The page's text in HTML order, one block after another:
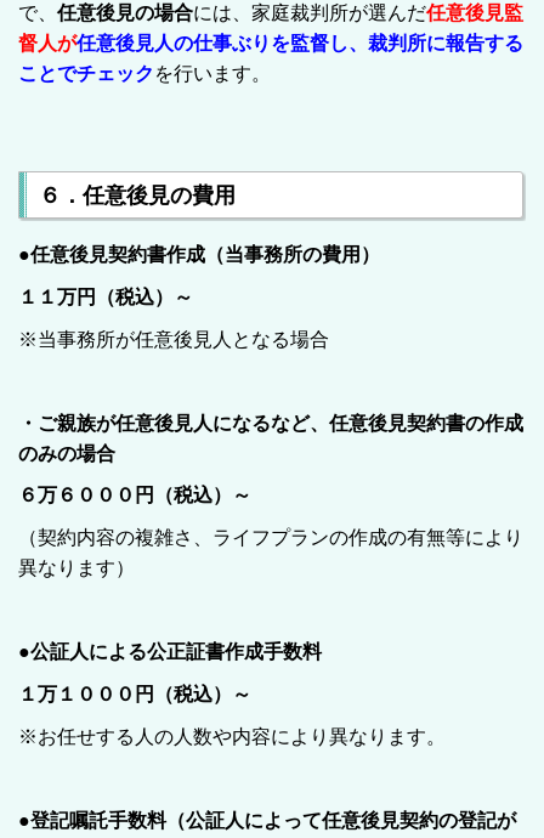
で、 任意後見の場合には、家庭裁判所が選んだ任意後見監
督人が任意後見人の仕事ぶりを監督し、裁判所に報告する
ことでチェック を行います。
６．任意後見の費用
●任意後見契約書作成（当事務所の費用）
１１万円（税込）～
※当事務所が任意後見人となる場合
・ご親族が任意後見人になるなど、任意後見契約書の作成
のみの場合
６万６０００円（税込）～
（契約内容の複雑さ、ライフプランの作成の有無等により
異なります）
●公証人による公正証書作成手数料
１万１０００円（税込）～
※お任せする人の人数や内容により異なります。
●登記嘱託手数料（公証人によって任意後見契約の登記が